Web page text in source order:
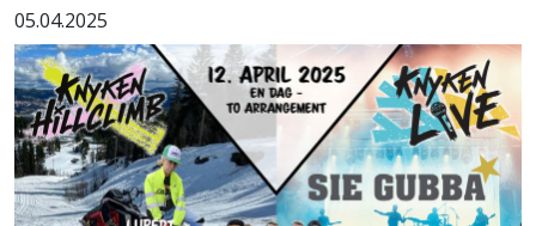
05.04.2025